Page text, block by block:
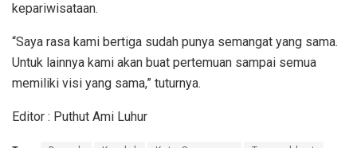
kepariwisataan.
“Saya rasa kami bertiga sudah punya semangat yang sama.
Untuk lainnya kami akan buat pertemuan sampai semua
memiliki visi yang sama,” tuturnya.
Editor : Puthut Ami Luhur